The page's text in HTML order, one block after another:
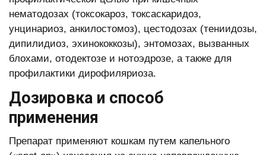
нематодозах (токсокароз, токсаскаридоз,
унцинариоз, анкилостомоз), цестодозах (тениидозы,
дипилидиоз, эхинококкозы), энтомозах, вызванных
блохами, отодектозе и нотоэдрозе, а также для
профилактики дирофиляриоза.
Дозировка и способ
применения
Препарат применяют кошкам путем капельного